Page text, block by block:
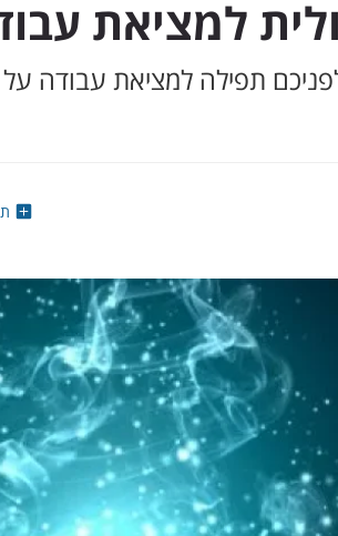
למציאת
תפילה למציאת עבודה